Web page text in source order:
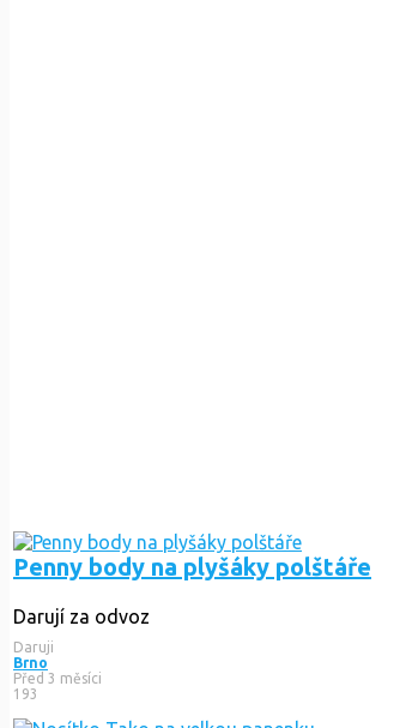
Penny body na plyšáky polštáře
Darují za odvoz
Daruji
Brno
Před 3 měsíci
193